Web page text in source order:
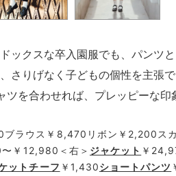
ックスな卒入園服でも、パンツ
さりげなく子どもの個性を主張
を合わせれば、プレッピーな印
ブラウス￥8,470リボン￥2,200ス
￥12,980＜右＞ ジャケット ￥
ットチーフ ￥1,430ショートパンツ